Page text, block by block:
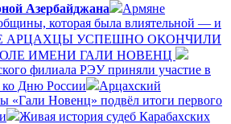
Азербайджана
Армяне
которая была влиятельной — и
АРЦАХЦЫ УСПЕШНО ОКОНЧИЛИ
ИМЕНИ ГАЛИ НОВЕНЦ
филиала РЭУ приняли участие в
ко Дню России
Арцахский
«Гали Новенц» подвёл итоги первого
Живая история судеб Карабахских